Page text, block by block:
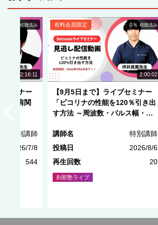
2:16:11
視聴済み
セミナー
ぶ！肩関
特別講師
2026/7/8
544
2:00:02
0％ 視聴済み
有料会員限定
NEW
【9月5日まで】ライブセミナー
「ピコリナの性能を120％引き出
す方法 ～周波数・パルス幅・各
講師名
特別講師
投稿日
2026/8/6
再生回数
20
刹那塾ライブ